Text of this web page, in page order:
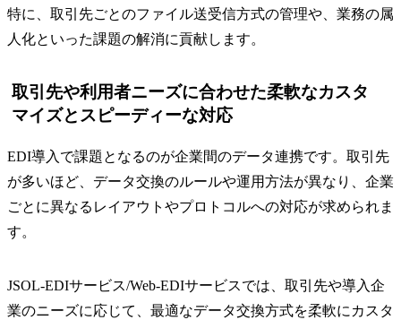
特に、取引先ごとのファイル送受信方式の管理や、業務の属
人化といった課題の解消に貢献します。
取引先や利用者ニーズに合わせた柔軟なカスタ
マイズとスピーディーな対応
​​EDI導入で課題となるのが企業間のデータ連携です。取引先
が多いほど、データ交換のルールや運用方法が異なり、企業
ごとに異なるレイアウトやプロトコルへの対応が求められま
す。
​​JSOL-EDIサービス/Web-EDIサービスでは、取引先や導入企
業のニーズに応じて、最適なデータ交換方式を柔軟にカスタ